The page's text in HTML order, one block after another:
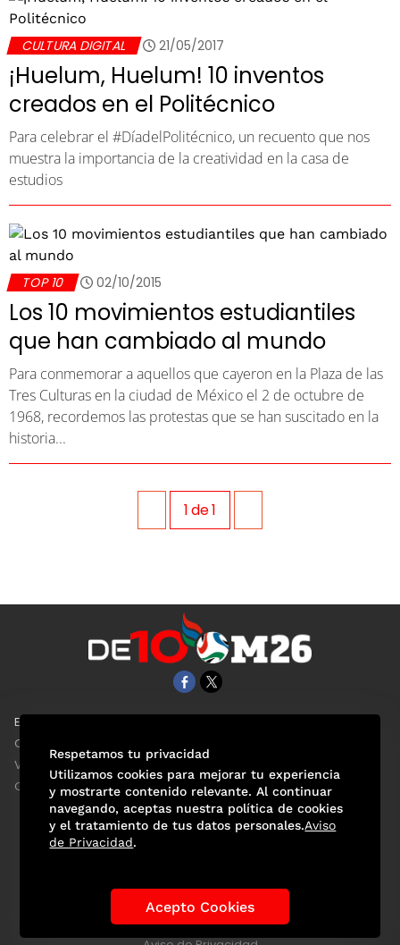
CULTURA DIGITAL 21/05/2017
¡Huelum, Huelum! 10 inventos
creados en el Politécnico
Para celebrar el #DíadelPolitécnico, un recuento que nos
muestra la importancia de la creatividad en la casa de
estudios
TOP 10 02/10/2015
Los 10 movimientos estudiantiles
que han cambiado al mundo
Para conmemorar a aquellos que cayeron en la Plaza de las
Tres Culturas en la ciudad de México el 2 de octubre de
1968, recordemos las protestas que se han suscitado en la
historia...
1de1
EL UNIVERSAL
Clase
ViveUSA
Confabulario
Historia de los Mundiales Lo viral Anécdotas Mundialistas
Las Figuras Tendencias Directorio
Respetamos tu privacidad
Utilizamos cookies para mejorar tu experiencia
y mostrarte contenido relevante. Al continuar
navegando, aceptas nuestra política de cookies
y el tratamiento de tus datos personales.Aviso
de Privacidad.
Acepto Cookies